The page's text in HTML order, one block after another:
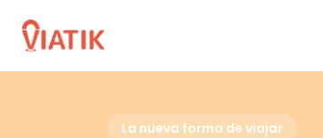
La nueva forma de viajar